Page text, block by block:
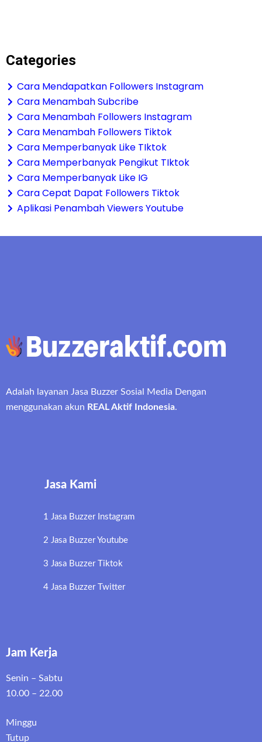
Categories
Cara Mendapatkan Followers Instagram
Cara Menambah Subcribe
Cara Menambah Followers Instagram
Cara Menambah Followers Tiktok
Cara Memperbanyak Like TIktok
Cara Memperbanyak Pengikut TIktok
Cara Memperbanyak Like IG
Cara Cepat Dapat Followers Tiktok
Aplikasi Penambah Viewers Youtube
Adalah layanan Jasa Buzzer Sosial Media Dengan
menggunakan akun REAL Aktif Indonesia.
Jasa Kami
1 Jasa Buzzer Instagram
2 Jasa Buzzer Youtube
3 Jasa Buzzer Tiktok
4 Jasa Buzzer Twitter
Jam Kerja
Senin – Sabtu
10.00 – 22.00
Minggu
Tutup